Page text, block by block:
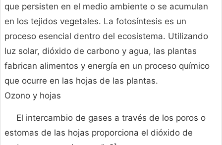
que persisten en el medio ambiente o se acumulan
en los tejidos vegetales. La fotosíntesis es un
proceso esencial dentro del ecosistema. Utilizando
luz solar, dióxido de carbono y agua, las plantas
fabrican alimentos y energía en un proceso químico
que ocurre en las hojas de las plantas.
Ozono y hojas
El intercambio de gases a través de los poros o
estomas de las hojas proporciona el dióxido de